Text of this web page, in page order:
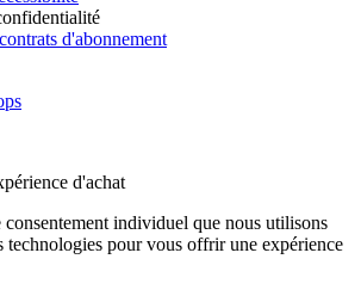
d'abonnement
d'achat
consentement individuel que nous utilisons
technologies pour vous offrir une expérience